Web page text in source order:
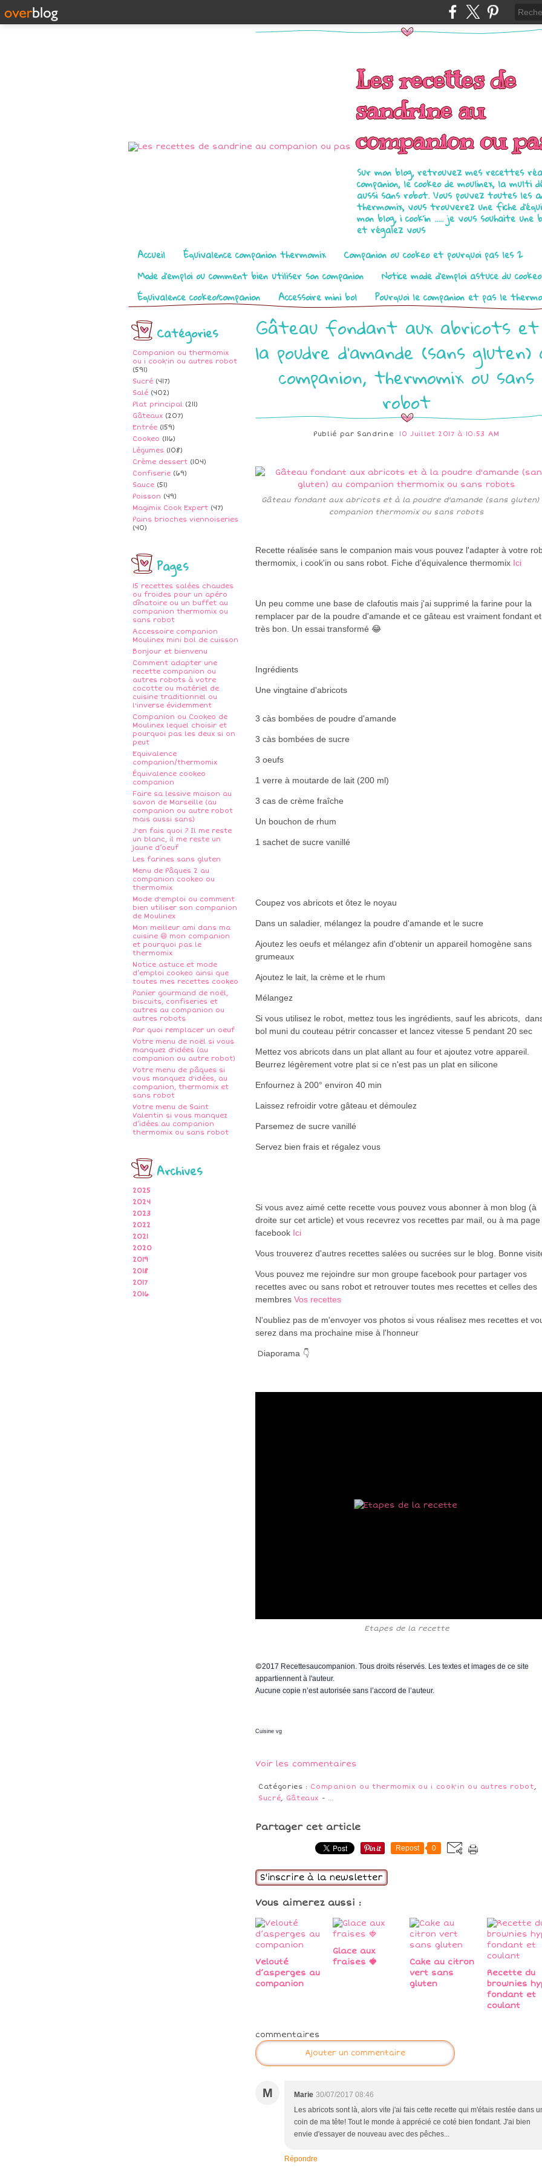
Les recettes de
sandrine au
companion ou
Sur mon blog, retrouvez mes recettes
companion, le cookeo de moulinex, la multi
aussi sans robot. Vous pouvez toutes les
thermomix, vous trouverez une fiche
mon blog, i cook'in ..... je vous souhaite une
et régalez vous
Pages
Accueil Équivalence companion thermomix
Companion ou cookeo et pourquoi pas les 2
Mode d’emploi ou comment bien utiliser son companion
Notice mode d’emploi astuce du
Équivalence cookeo/companion
Accessoire mini bol Pourquoi le companion et pas le
Catégories
Companion ou thermomix
ou i cook'in ou autres robot
(591)
Sucré (417)
Salé (402)
Plat principal (211)
Gâteaux (207)
Entrée (159)
Cookeo (116)
Légumes (108)
Crème dessert (104)
Confiserie (69)
Sauce (51)
Poisson (49)
Magimix Cook Expert (47)
Pains brioches viennoiseries
(40)
Pages
15 recettes salées chaudes
ou froides pour un apéro
dînatoire ou un buffet au
companion thermomix ou
sans robot
Accessoire companion
Moulinex mini bol de cuisson
Bonjour et bienvenu
Comment adapter une
recette companion ou
autres robots à votre
cocotte ou matériel de
cuisine traditionnel ou
l'inverse évidemment
Companion ou Cookeo de
Moulinex lequel choisir et
pourquoi pas les deux si on
peut
Equivalence
companion/thermomix
Équivalence cookeo
companion
Faire sa lessive maison au
savon de Marseille (au
companion ou autre robot
mais aussi sans)
J'en fais quoi ? Il me reste
un blanc, il me reste un
jaune d’oeuf
Les farines sans gluten
Menu de Pâques 2 au
companion cookeo ou
thermomix
Mode d'emploi ou comment
bien utiliser son companion
de Moulinex
Mon meilleur ami dans ma
cuisine 😆 mon companion
et pourquoi pas le
thermomix
Notice astuce et mode
d’emploi cookeo ainsi que
toutes mes recettes cookeo
Panier gourmand de noël,
biscuits, confiseries et
autres au companion ou
autres robots
Par quoi remplacer un oeuf
Votre menu de noël si vous
manquez d'idées (au
companion ou autre robot)
Votre menu de pâques si
vous manquez d'idées, au
companion, thermomix et
sans robot
Votre menu de Saint
Valentin si vous manquez
d’idées au companion
thermomix ou sans robot
Archives
2025
2024
2023
2022
2021
2020
2019
2018
2017
2016
Gâteau fondant aux abricots
la poudre d'amande (sans gluten)
companion, thermomix ou sans
robot
Publié par Sandrine 10 Juillet 2017 à 10:53 AM
Gâteau fondant aux abricots et à la poudre d'amande (sans gluten)
companion thermomix ou sans robots
Recette réalisée sans le companion mais vous pouvez l'adapter à votre
thermomix, i cook'in ou sans robot. Fiche d'équivalence thermomix Ici
Un peu comme une base de clafoutis mais j'ai supprimé la farine pour la
remplacer par de la poudre d'amande et ce gâteau est vraiment fondant et
très bon. Un essai transformé 😂
Ingrédients
Une vingtaine d'abricots
3 càs bombées de poudre d'amande
3 càs bombées de sucre
3 oeufs
1 verre à moutarde de lait (200 ml)
3 cas de crème fraîche
Un bouchon de rhum
1 sachet de sucre vanillé
Coupez vos abricots et ôtez le noyau
Dans un saladier, mélangez la poudre d'amande et le sucre
Ajoutez les oeufs et mélangez afin d'obtenir un appareil homogène sans
grumeaux
Ajoutez le lait, la crème et le rhum
Mélangez
Si vous utilisez le robot, mettez tous les ingrédients, sauf les abricots,
bol muni du couteau pétrir concasser et lancez vitesse 5 pendant 20 sec
Mettez vos abricots dans un plat allant au four et ajoutez votre appareil.
Beurrez légèrement votre plat si ce n'est pas un plat en silicone
Enfournez à 200° environ 40 min
Laissez refroidir votre gâteau et démoulez
Parsemez de sucre vanillé
Servez bien frais et régalez vous
Si vous avez aimé cette recette vous pouvez vous abonner à mon blog (à
droite sur cet article) et vous recevrez vos recettes par mail, ou à ma page
facebook Ici
Vous trouverez d'autres recettes salées ou sucrées sur le blog. Bonne
Vous pouvez me rejoindre sur mon groupe facebook pour partager vos
recettes avec ou sans robot et retrouver toutes mes recettes et celles des
membres Vos recettes
N'oubliez pas de m'envoyer vos photos si vous réalisez mes recettes et
serez dans ma prochaine mise à l'honneur
​​​​​​Diaporama 👇
Etapes de la recette
©2017 Recettesaucompanion. Tous droits réservés. Les textes et images de ce site
appartiennent à l'auteur.
Aucune copie n’est autorisée sans l’accord de l’auteur.
Cuisine vg
Voir les commentaires
Catégories : Companion ou thermomix ou i cook'in ou autres robot,
Sucré, Gâteaux - …
Partager cet article
Repost 0
S'inscrire à la newsletter
Vous aimerez aussi :
Velouté
d’asperges au
companion
Glace aux
fraises 🍓
Cake au citron
vert sans
gluten
Recette du
brownies
fondant et
coulant
commentaires
Ajouter un commentaire
M Marie 30/07/2017 08:46
Les abricots sont là, alors vite j'ai fais cette recette qui m'étais restée dans
coin de ma tête! Tout le monde à apprécié ce coté bien fondant. J'ai bien
envie d'essayer de nouveau avec des pêches...
Répondre